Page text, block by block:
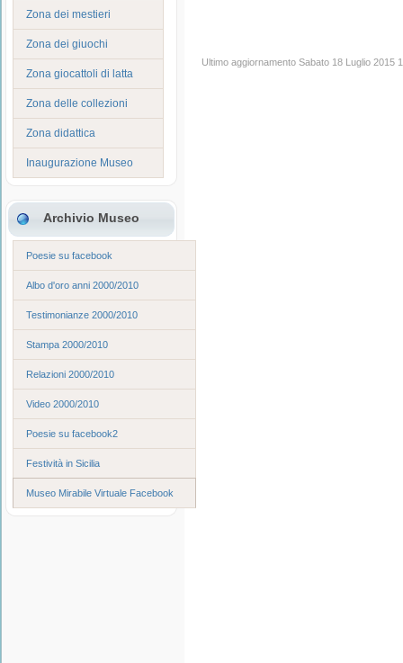
Zona dei mestieri
Zona dei giuochi
Zona giocattoli di latta
Zona delle collezioni
Zona didattica
Inaugurazione Museo
Archivio Museo
Poesie su facebook
Albo d'oro anni 2000/2010
Testimonianze 2000/2010
Stampa 2000/2010
Relazioni 2000/2010
Video 2000/2010
Poesie su facebook2
Festività in Sicilia
Museo Mirabile Virtuale Facebook
Ultimo aggiornamento Sabato 18 Luglio 2015